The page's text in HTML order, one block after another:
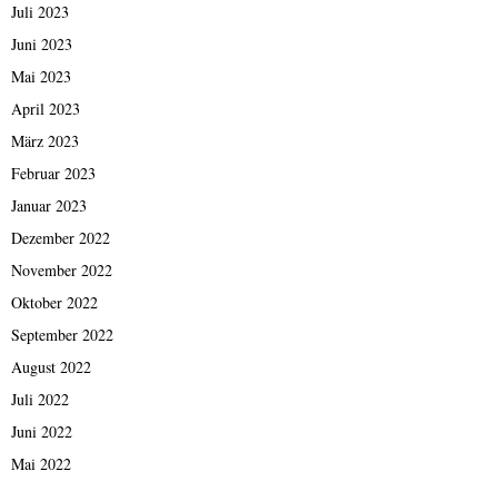
Juli 2023
Juni 2023
Mai 2023
April 2023
März 2023
Februar 2023
Januar 2023
Dezember 2022
November 2022
Oktober 2022
September 2022
August 2022
Juli 2022
Juni 2022
Mai 2022